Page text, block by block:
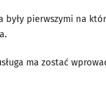
pierwszymi na
ma zostać